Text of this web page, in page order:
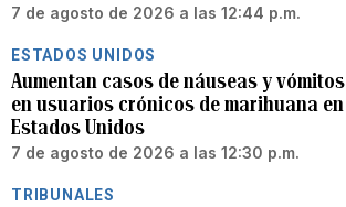
7 de agosto de 2026 a las 12:44 p.m.
ESTADOS UNIDOS
Aumentan casos de náuseas y vómitos
en usuarios crónicos de marihuana en
Estados Unidos
7 de agosto de 2026 a las 12:30 p.m.
TRIBUNALES